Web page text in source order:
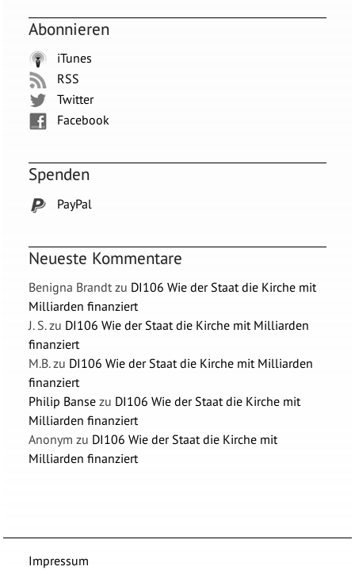
Abonnieren
iTunes
RSS
Twitter
Facebook
Spenden
PayPal
Neueste Kommentare
Benigna Brandt zu DI106 Wie der Staat die Kirche mit
Milliarden finanziert
J. S.zu DI106 Wie der Staat die Kirche mit Milliarden
finanziert
M.B.zu DI106 Wie der Staat die Kirche mit Milliarden
finanziert
Philip Banse zu DI106 Wie der Staat die Kirche mit
Milliarden finanziert
Anonym zu DI106 Wie der Staat die Kirche mit
Milliarden finanziert
Impressum